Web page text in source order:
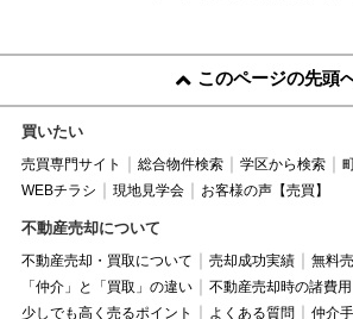
このページの先頭
買いたい
売買専門サイト 総合物件検索 学区から検索
WEBチラシ
現地見学会 お客様の声【売買】
不動産売却について
不動産売却・買取について 売却成功実績
無料
「仲介」と「買取」の違い
不動産売却時の諸費用
少しでも高く売るポイント
よくある質問
仲介